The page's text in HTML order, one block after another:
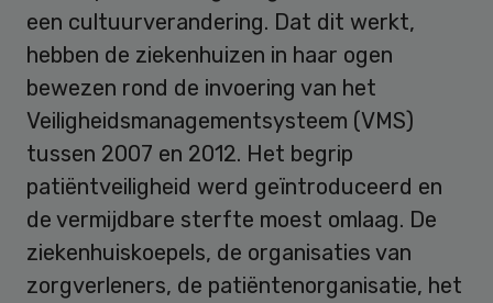
een cultuurverandering. Dat dit werkt,
hebben de ziekenhuizen in haar ogen
bewezen rond de invoering van het
Veiligheidsmanagementsysteem (VMS)
tussen 2007 en 2012. Het begrip
patiëntveiligheid werd geïntroduceerd en
de vermijdbare sterfte moest omlaag. De
ziekenhuiskoepels, de organisaties van
zorgverleners, de patiëntenorganisatie, het